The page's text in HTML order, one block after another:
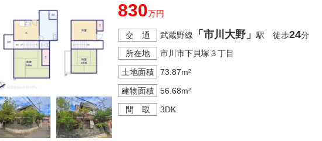
830万円
交 通 武蔵野線 「市川大野」駅 徒歩24分
所在地
市川市下貝塚３丁目
土地面積
73.87m²
建物面積
56.68m²
間 取
3DK